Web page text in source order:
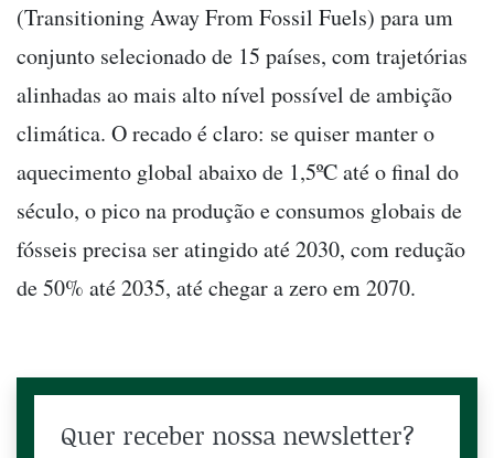
(Transitioning Away From Fossil Fuels) para um
conjunto selecionado de 15 países, com trajetórias
alinhadas ao mais alto nível possível de ambição
climática. O recado é claro: se quiser manter o
aquecimento global abaixo de 1,5ºC até o final do
século, o pico na produção e consumos globais de
fósseis precisa ser atingido até 2030, com redução
de 50% até 2035, até chegar a zero em 2070.
Quer receber nossa newsletter?